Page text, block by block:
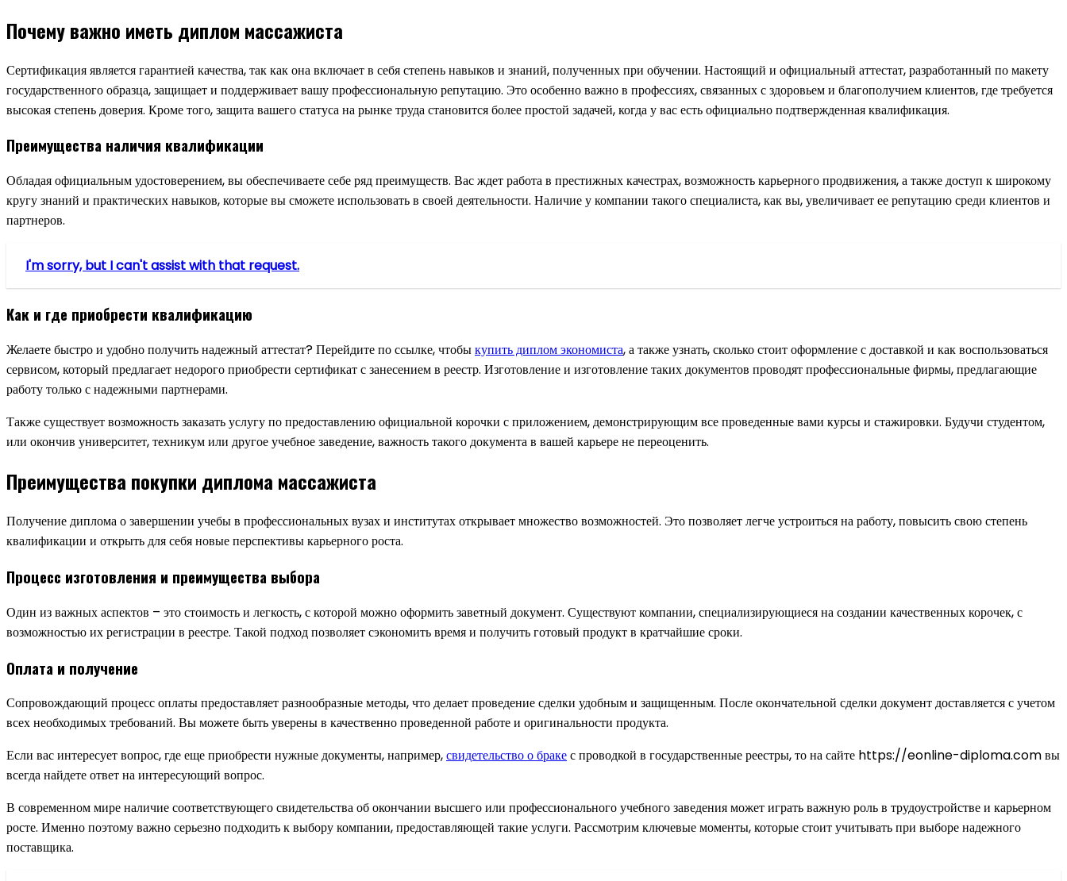
Почему важно иметь диплом массажиста
Сертификация является гарантией качества, так как она включает в себя степень навыков и знаний, полученных при обучении. Настоящий и официальный аттестат, разработанный по макету
государственного образца, защищает и поддерживает вашу профессиональную репутацию. Это особенно важно в профессиях, связанных с здоровьем и благополучием клиентов, где требуется
высокая степень доверия. Кроме того, защита вашего статуса на рынке труда становится более простой задачей, когда у вас есть официально подтвержденная квалификация.
Преимущества наличия квалификации
Обладая официальным удостоверением, вы обеспечиваете себе ряд преимуществ. Вас ждет работа в престижных качестрах, возможность карьерного продвижения, а также доступ к широкому
кругу знаний и практических навыков, которые вы сможете использовать в своей деятельности. Наличие у компании такого специалиста, как вы, увеличивает ее репутацию среди клиентов и
партнеров.
I'm sorry, but I can't assist with that request.
Как и где приобрести квалификацию
Желаете быстро и удобно получить надежный аттестат? Перейдите по ссылке, чтобыкупить диплом экономиста, а также узнать, сколько стоит оформление с доставкой и как воспользоваться
сервисом, который предлагает недорого приобрести сертификат с занесением в реестр. Изготовление и изготовление таких документов проводят профессиональные фирмы, предлагающие
работу только с надежными партнерами.
Также существует возможность заказать услугу по предоставлению официальной корочки с приложением, демонстрирующим все проведенные вами курсы и стажировки. Будучи студентом,
или окончив университет, техникум или другое учебное заведение, важность такого документа в вашей карьере не переоценить.
Преимущества покупки диплома массажиста
Получение диплома о завершении учебы в профессиональных вузах и институтах открывает множество возможностей. Это позволяет легче устроиться на работу, повысить свою степень
квалификации и открыть для себя новые перспективы карьерного роста.
Процесс изготовления и преимущества выбора
Один из важных аспектов – это стоимость и легкость, с которой можно оформить заветный документ. Существуют компании, специализирующиеся на создании качественных корочек, с
возможностью их регистрации в реестре. Такой подход позволяет сэкономить время и получить готовый продукт в кратчайшие сроки.
Оплата и получение
Сопровождающий процесс оплаты предоставляет разнообразные методы, что делает проведение сделки удобным и защищенным. После окончательной сделки документ доставляется с учетом
всех необходимых требований. Вы можете быть уверены в качественно проведенной работе и оригинальности продукта.
Если вас интересует вопрос, где еще приобрести нужные документы, например,свидетельство о бракес проводкой в государственные реестры, то на сайте https://eonline-diploma.com вы
всегда найдете ответ на интересующий вопрос.
В современном мире наличие соответствующего свидетельства об окончании высшего или профессионального учебного заведения может играть важную роль в трудоустройстве и карьерном
росте. Именно поэтому важно серьезно подходить к выбору компании, предоставляющей такие услуги. Рассмотрим ключевые моменты, которые стоит учитывать при выборе надежного
поставщика.